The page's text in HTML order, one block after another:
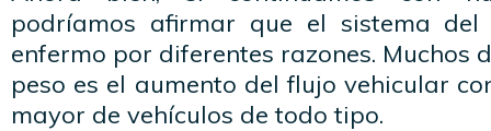
podríamos afirmar que el sistema
enfermo por diferentes razones. Muchos
peso es el aumento del flujo vehicular
mayor de vehículos de todo tipo.